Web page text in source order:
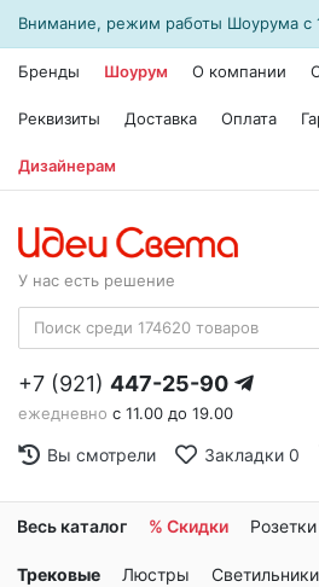
Внимание, режим работы Шоурума с
Бренды Шоурум О компании
Реквизиты Доставка Оплата
Дизайнерам
У нас есть решение
+7 (921) 447-25-90
ежедневно с 11.00 до 19.00
Вы смотрели Закладки 0
Весь каталог % Скидки
Трековые Люстры Светильники